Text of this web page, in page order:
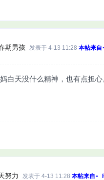
期男孩 发表于 4-13 11:28 本帖来
白天没什么精神，也有点担
努力 发表于 4-13 11:28 本帖来自-